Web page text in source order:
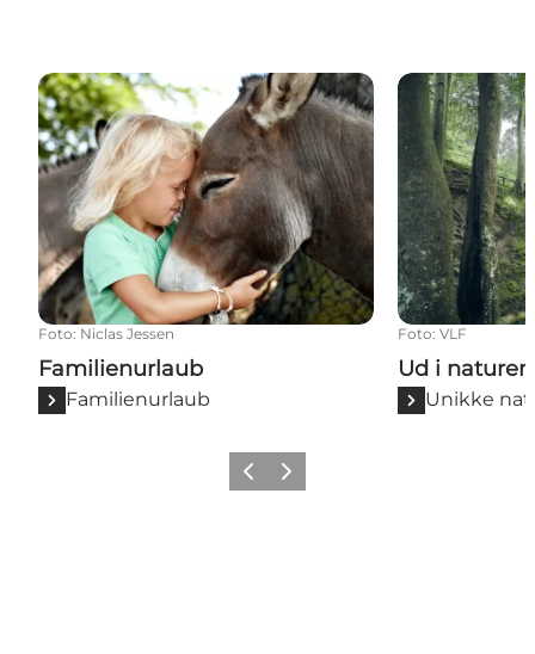
Familienurlaub
Foto: Niclas Jessen
Familienurlaub
Familienurlaub
Ud i naturen
Foto: VLF
Ud i naturen
Unikke
ZurückWeiter